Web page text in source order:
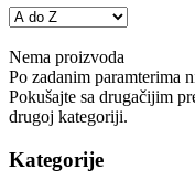
Nema proizvoda
Po zadanim paramterima
Pokušajte sa drugačijim
drugoj kategoriji.
Kategorije